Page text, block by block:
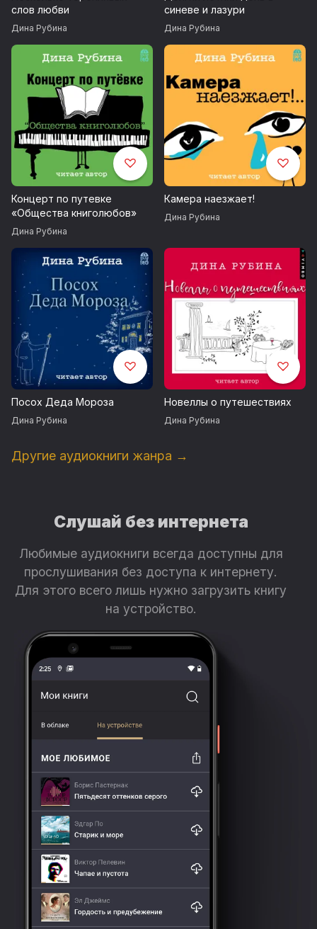
слов любви
Дина Рубина
синеве и лазури
Дина Рубина
Концерт по путевке
«Общества книголюбов»
Дина Рубина
Камера наезжает!
Дина Рубина
Посох Деда Мороза
Дина Рубина
Новеллы о путешествиях
Дина Рубина
Другие аудиокниги жанра →
Слушай без интернета
Любимые аудиокниги всегда доступны для
прослушивания без доступа к интернету.
Для этого всего лишь нужно загрузить книгу
на устройство.